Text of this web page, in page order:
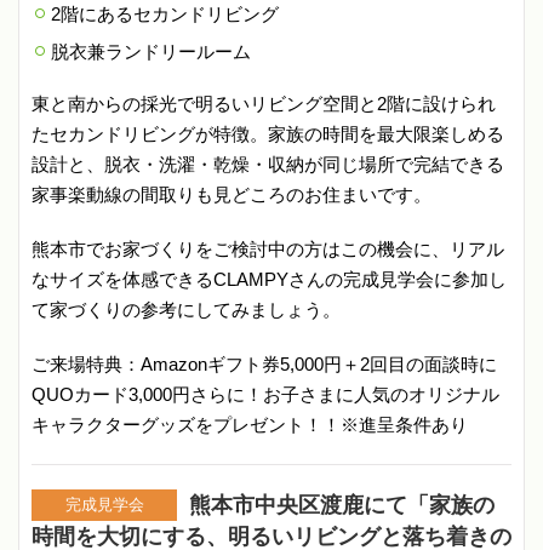
2階にあるセカンドリビング
脱衣兼ランドリールーム
東と南からの採光で明るいリビング空間と2階に設けられ
たセカンドリビングが特徴。家族の時間を最大限楽しめる
設計と、脱衣・洗濯・乾燥・収納が同じ場所で完結できる
家事楽動線の間取りも見どころのお住まいです。
熊本市でお家づくりをご検討中の方はこの機会に、リアル
なサイズを体感できるCLAMPYさんの完成見学会に参加し
て家づくりの参考にしてみましょう。
ご来場特典：Amazonギフト券5,000円＋2回目の面談時に
QUOカード3,000円さらに！お子さまに人気のオリジナル
キャラクターグッズをプレゼント！！※進呈条件あり
熊本市中央区渡鹿にて「家族の
時間を大切にする、明るいリビングと落ち着きの
完成見学会